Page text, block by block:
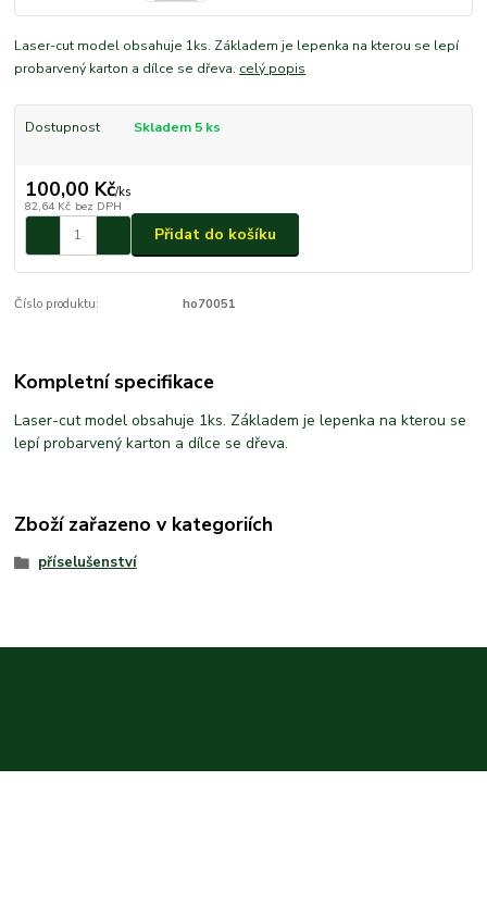
Laser-cut model obsahuje 1ks. Základem je lepenka na kterou se lepí
probarvený karton a dílce se dřeva. celý popis
Dostupnost Skladem 5 ks
100,00 Kč/ks
82,64 Kč bez DPH
Přidat do košíku
Číslo produktu: ho70051
Kompletní specifikace
Laser-cut model obsahuje 1ks. Základem je lepenka na kterou se
lepí probarvený karton a dílce se dřeva.
Zboží zařazeno v kategoriích
příselušenství